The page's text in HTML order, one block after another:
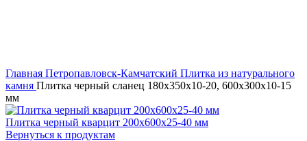
Главная Петропавловск-Камчатский Плитка из натурального
камня Плитка черный сланец 180х350х10-20, 600х300х10-15
мм
Плитка черный кварцит 200х600х25-40 мм
Вернуться к продуктам